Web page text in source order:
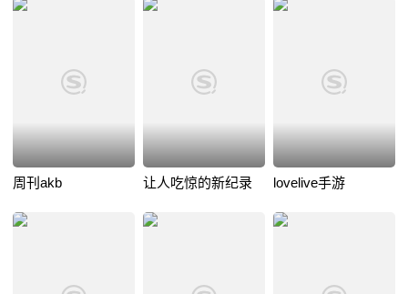
周刊akb 让人吃惊的新纪录 lovelive手游